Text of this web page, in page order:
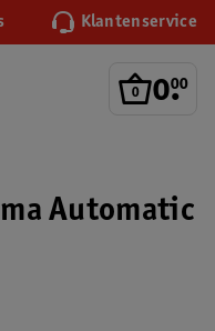
Klantenservice
0.
00
Automatic